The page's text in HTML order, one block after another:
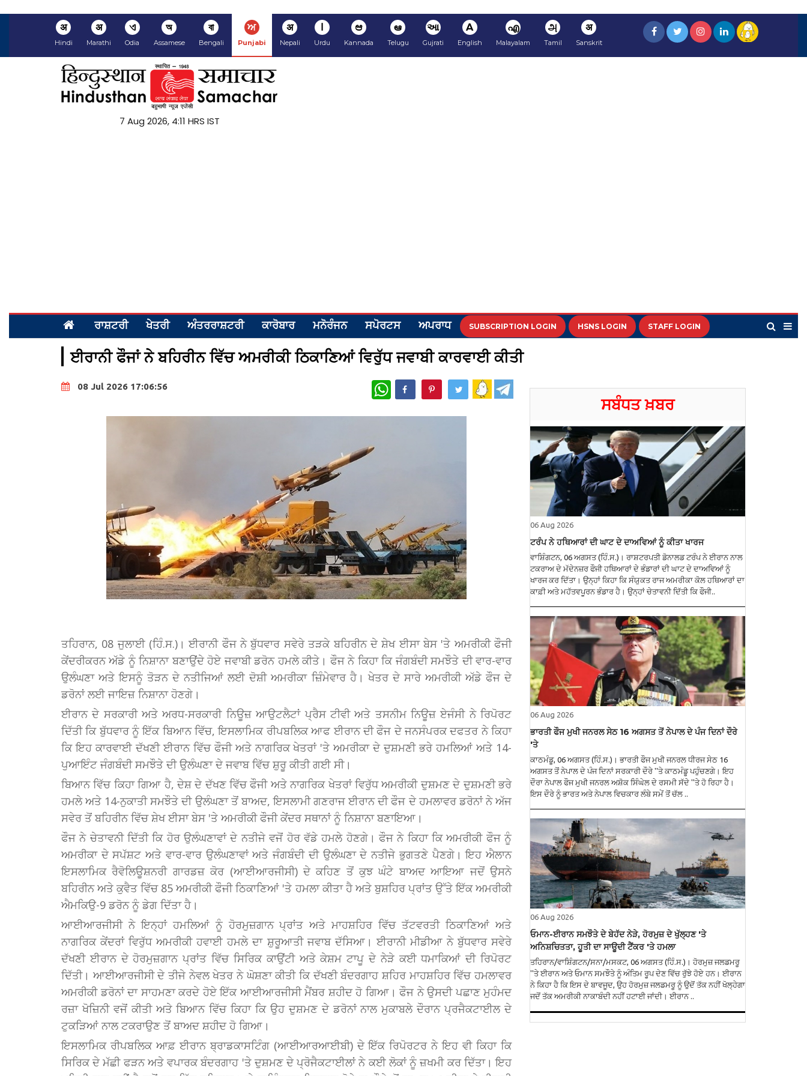
अ
Hindi
अ
Marathi
ଏ
Odia
অ
Assamese
বা
Bengali
ਅ
Punjabi
अ
Nepali
ا
Urdu
ಆ
Kannada
ఆ
Telugu
આ
Gujrati
A
English
എ
Malayalam
அ
Tamil
अ
Sanskrit
7 Aug 2026, 4:11 HRS IST
ਰਾਸ਼ਟਰੀ ਖੇਤਰੀ ਅੰਤਰਰਾਸ਼ਟਰੀ ਕਾਰੋਬਾਰ ਮਨੋਰੰਜਨ ਸਪੋਰਟਸ ਅਪਰਾਧ SUBSCRIPTION LOGIN HSNS LOGIN STAFF LOGIN
ਈਰਾਨੀ ਫੌਜਾਂ ਨੇ ਬਹਿਰੀਨ ਵਿੱਚ ਅਮਰੀਕੀ ਠਿਕਾਣਿਆਂ ਵਿਰੁੱਧ ਜਵਾਬੀ ਕਾਰਵਾਈ ਕੀਤੀ
08 Jul 2026 17:06:56 WhatsApp
ਤਹਿਰਾਨ, 08 ਜੁਲਾਈ (ਹਿੰ.ਸ.)। ਈਰਾਨੀ ਫੌਜ ਨੇ ਬੁੱਧਵਾਰ ਸਵੇਰੇ ਤੜਕੇ ਬਹਿਰੀਨ ਦੇ ਸ਼ੇਖ ਈਸਾ ਬੇਸ 'ਤੇ ਅਮਰੀਕੀ ਫੌਜੀ
ਕੇਂਦਰੀਕਰਨ ਅੱਡੇ ਨੂੰ ਨਿਸ਼ਾਨਾ ਬਣਾਉਂਦੇ ਹੋਏ ਜਵਾਬੀ ਡਰੋਨ ਹਮਲੇ ਕੀਤੇ। ਫੌਜ ਨੇ ਕਿਹਾ ਕਿ ਜੰਗਬੰਦੀ ਸਮਝੌਤੇ ਦੀ ਵਾਰ-ਵਾਰ
ਉਲੰਘਣਾ ਅਤੇ ਇਸਨੂੰ ਤੋੜਨ ਦੇ ਨਤੀਜਿਆਂ ਲਈ ਦੋਸ਼ੀ ਅਮਰੀਕਾ ਜ਼ਿੰਮੇਵਾਰ ਹੈ। ਖੇਤਰ ਦੇ ਸਾਰੇ ਅਮਰੀਕੀ ਅੱਡੇ ਫੌਜ ਦੇ
ਡਰੋਨਾਂ ਲਈ ਜਾਇਜ਼ ਨਿਸ਼ਾਨਾ ਹੋਣਗੇ।
ਈਰਾਨ ਦੇ ਸਰਕਾਰੀ ਅਤੇ ਅਰਧ-ਸਰਕਾਰੀ ਨਿਊਜ਼ ਆਉਟਲੈਟਾਂ ਪ੍ਰੈਸ ਟੀਵੀ ਅਤੇ ਤਸਨੀਮ ਨਿਊਜ਼ ਏਜੰਸੀ ਨੇ ਰਿਪੋਰਟ
ਦਿੱਤੀ ਕਿ ਬੁੱਧਵਾਰ ਨੂੰ ਇੱਕ ਬਿਆਨ ਵਿੱਚ, ਇਸਲਾਮਿਕ ਰੀਪਬਲਿਕ ਆਫ ਈਰਾਨ ਦੀ ਫੌਜ ਦੇ ਜਨਸੰਪਰਕ ਦਫਤਰ ਨੇ ਕਿਹਾ
ਕਿ ਇਹ ਕਾਰਵਾਈ ਦੱਖਣੀ ਈਰਾਨ ਵਿੱਚ ਫੌਜੀ ਅਤੇ ਨਾਗਰਿਕ ਖੇਤਰਾਂ 'ਤੇ ਅਮਰੀਕਾ ਦੇ ਦੁਸ਼ਮਣੀ ਭਰੇ ਹਮਲਿਆਂ ਅਤੇ 14-
ਪੁਆਇੰਟ ਜੰਗਬੰਦੀ ਸਮਝੌਤੇ ਦੀ ਉਲੰਘਣਾ ਦੇ ਜਵਾਬ ਵਿੱਚ ਸ਼ੁਰੂ ਕੀਤੀ ਗਈ ਸੀ।
ਬਿਆਨ ਵਿੱਚ ਕਿਹਾ ਗਿਆ ਹੈ, ਦੇਸ਼ ਦੇ ਦੱਖਣ ਵਿੱਚ ਫੌਜੀ ਅਤੇ ਨਾਗਰਿਕ ਖੇਤਰਾਂ ਵਿਰੁੱਧ ਅਮਰੀਕੀ ਦੁਸ਼ਮਣ ਦੇ ਦੁਸ਼ਮਣੀ ਭਰੇ
ਹਮਲੇ ਅਤੇ 14-ਨੁਕਾਤੀ ਸਮਝੌਤੇ ਦੀ ਉਲੰਘਣਾ ਤੋਂ ਬਾਅਦ, ਇਸਲਾਮੀ ਗਣਰਾਜ ਈਰਾਨ ਦੀ ਫੌਜ ਦੇ ਹਮਲਾਵਰ ਡਰੋਨਾਂ ਨੇ ਅੱਜ
ਸਵੇਰ ਤੋਂ ਬਹਿਰੀਨ ਵਿੱਚ ਸ਼ੇਖ ਈਸਾ ਬੇਸ 'ਤੇ ਅਮਰੀਕੀ ਫੌਜੀ ਕੇਂਦਰ ਸਥਾਨਾਂ ਨੂੰ ਨਿਸ਼ਾਨਾ ਬਣਾਇਆ।
ਫੌਜ ਨੇ ਚੇਤਾਵਨੀ ਦਿੱਤੀ ਕਿ ਹੋਰ ਉਲੰਘਣਾਵਾਂ ਦੇ ਨਤੀਜੇ ਵਜੋਂ ਹੋਰ ਵੱਡੇ ਹਮਲੇ ਹੋਣਗੇ। ਫੌਜ ਨੇ ਕਿਹਾ ਕਿ ਅਮਰੀਕੀ ਫੌਜ ਨੂੰ
ਅਮਰੀਕਾ ਦੇ ਸਪੱਸ਼ਟ ਅਤੇ ਵਾਰ-ਵਾਰ ਉਲੰਘਣਾਵਾਂ ਅਤੇ ਜੰਗਬੰਦੀ ਦੀ ਉਲੰਘਣਾ ਦੇ ਨਤੀਜੇ ਭੁਗਤਣੇ ਪੈਣਗੇ। ਇਹ ਐਲਾਨ
ਇਸਲਾਮਿਕ ਰੈਵੋਲਿਊਸ਼ਨਰੀ ਗਾਰਡਜ਼ ਕੋਰ (ਆਈਆਰਜੀਸੀ) ਦੇ ਕਹਿਣ ਤੋਂ ਕੁਝ ਘੰਟੇ ਬਾਅਦ ਆਇਆ ਜਦੋਂ ਉਸਨੇ
ਬਹਿਰੀਨ ਅਤੇ ਕੁਵੈਤ ਵਿੱਚ 85 ਅਮਰੀਕੀ ਫੌਜੀ ਠਿਕਾਣਿਆਂ 'ਤੇ ਹਮਲਾ ਕੀਤਾ ਹੈ ਅਤੇ ਬੁਸ਼ਹਿਰ ਪ੍ਰਾਂਤ ਉੱਤੇ ਇੱਕ ਅਮਰੀਕੀ
ਐਮਕਿਉ-9 ਡਰੋਨ ਨੂੰ ਡੇਗ ਦਿੱਤਾ ਹੈ।
ਆਈਆਰਜੀਸੀ ਨੇ ਇਨ੍ਹਾਂ ਹਮਲਿਆਂ ਨੂੰ ਹੋਰਮੁਜ਼ਗਾਨ ਪ੍ਰਾਂਤ ਅਤੇ ਮਾਹਸ਼ਹਿਰ ਵਿੱਚ ਤੱਟਵਰਤੀ ਠਿਕਾਣਿਆਂ ਅਤੇ
ਨਾਗਰਿਕ ਕੇਂਦਰਾਂ ਵਿਰੁੱਧ ਅਮਰੀਕੀ ਹਵਾਈ ਹਮਲੇ ਦਾ ਸ਼ੁਰੂਆਤੀ ਜਵਾਬ ਦੱਸਿਆ। ਈਰਾਨੀ ਮੀਡੀਆ ਨੇ ਬੁੱਧਵਾਰ ਸਵੇਰੇ
ਦੱਖਣੀ ਈਰਾਨ ਦੇ ਹੋਰਮੁਜ਼ਗਾਨ ਪ੍ਰਾਂਤ ਵਿੱਚ ਸਿਰਿਕ ਕਾਉਂਟੀ ਅਤੇ ਕੇਸ਼ਮ ਟਾਪੂ ਦੇ ਨੇੜੇ ਕਈ ਧਮਾਕਿਆਂ ਦੀ ਰਿਪੋਰਟ
ਦਿੱਤੀ। ਆਈਆਰਜੀਸੀ ਦੇ ਤੀਜੇ ਨੇਵਲ ਖੇਤਰ ਨੇ ਘੋਸ਼ਣਾ ਕੀਤੀ ਕਿ ਦੱਖਣੀ ਬੰਦਰਗਾਹ ਸ਼ਹਿਰ ਮਾਹਸ਼ਹਿਰ ਵਿੱਚ ਹਮਲਾਵਰ
ਅਮਰੀਕੀ ਡਰੋਨਾਂ ਦਾ ਸਾਹਮਣਾ ਕਰਦੇ ਹੋਏ ਇੱਕ ਆਈਆਰਜੀਸੀ ਮੈਂਬਰ ਸ਼ਹੀਦ ਹੋ ਗਿਆ। ਫੌਜ ਨੇ ਉਸਦੀ ਪਛਾਣ ਮੁਹੰਮਦ
ਰਜ਼ਾ ਖੋਜ਼ਿਨੀ ਵਜੋਂ ਕੀਤੀ ਅਤੇ ਬਿਆਨ ਵਿੱਚ ਕਿਹਾ ਕਿ ਉਹ ਦੁਸ਼ਮਣ ਦੇ ਡਰੋਨਾਂ ਨਾਲ ਮੁਕਾਬਲੇ ਦੌਰਾਨ ਪ੍ਰਜੈਕਟਾਈਲ ਦੇ
ਟੁਕੜਿਆਂ ਨਾਲ ਟਕਰਾਉਣ ਤੋਂ ਬਾਅਦ ਸ਼ਹੀਦ ਹੋ ਗਿਆ।
ਇਸਲਾਮਿਕ ਰੀਪਬਲਿਕ ਆਫ਼ ਈਰਾਨ ਬ੍ਰਾਡਕਾਸਟਿੰਗ (ਆਈਆਰਆਈਬੀ) ਦੇ ਇੱਕ ਰਿਪੋਰਟਰ ਨੇ ਇਹ ਵੀ ਕਿਹਾ ਕਿ
ਸਿਰਿਕ ਦੇ ਮੱਛੀ ਫੜਨ ਅਤੇ ਵਪਾਰਕ ਬੰਦਰਗਾਹ 'ਤੇ ਦੁਸ਼ਮਣ ਦੇ ਪ੍ਰੋਜੈਕਟਾਈਲਾਂ ਨੇ ਕਈ ਲੋਕਾਂ ਨੂੰ ਜ਼ਖਮੀ ਕਰ ਦਿੱਤਾ। ਇਹ
ਸਬੰਧਤ ਖ਼ਬਰ
06 Aug 2026
ਟਰੰਪ ਨੇ ਹਥਿਆਰਾਂ ਦੀ ਘਾਟ ਦੇ ਦਾਅਵਿਆਂ ਨੂੰ ਕੀਤਾ ਖਾਰਜ
ਵਾਸ਼ਿੰਗਟਨ, 06 ਅਗਸਤ (ਹਿੰ.ਸ.)। ਰਾਸ਼ਟਰਪਤੀ ਡੋਨਾਲਡ ਟਰੰਪ ਨੇ ਈਰਾਨ ਨਾਲ
ਟਕਰਾਅ ਦੇ ਮੱਦੇਨਜ਼ਰ ਫੌਜੀ ਹਥਿਆਰਾਂ ਦੇ ਭੰਡਾਰਾਂ ਦੀ ਘਾਟ ਦੇ ਦਾਅਵਿਆਂ ਨੂੰ
ਖਾਰਜ ਕਰ ਦਿੱਤਾ। ਉਨ੍ਹਾਂ ਕਿਹਾ ਕਿ ਸੰਯੁਕਤ ਰਾਜ ਅਮਰੀਕਾ ਕੋਲ ਹਥਿਆਰਾਂ ਦਾ
ਕਾਫ਼ੀ ਅਤੇ ਮਹੱਤਵਪੂਰਨ ਭੰਡਾਰ ਹੈ। ਉਨ੍ਹਾਂ ਚੇਤਾਵਨੀ ਦਿੱਤੀ ਕਿ ਫੌਜੀ..
06 Aug 2026
ਭਾਰਤੀ ਫੌਜ ਮੁਖੀ ਜਨਰਲ ਸੇਠ 16 ਅਗਸਤ ਤੋਂ ਨੇਪਾਲ ਦੇ ਪੰਜ ਦਿਨਾਂ ਦੌਰੇ
'ਤੇ
ਕਾਠਮੰਡੂ, 06 ਅਗਸਤ (ਹਿੰ.ਸ.)। ਭਾਰਤੀ ਫੌਜ ਮੁਖੀ ਜਨਰਲ ਧੀਰਜ ਸੇਠ 16
ਅਗਸਤ ਤੋਂ ਨੇਪਾਲ ਦੇ ਪੰਜ ਦਿਨਾਂ ਸਰਕਾਰੀ ਦੌਰੇ ''ਤੇ ਕਾਠਮੰਡੂ ਪਹੁੰਚਣਗੇ। ਇਹ
ਦੌਰਾ ਨੇਪਾਲ ਫੌਜ ਮੁਖੀ ਜਨਰਲ ਅਸ਼ੋਕ ਸਿੰਘੇਲ ਦੇ ਰਸਮੀ ਸੱਦੇ ''ਤੇ ਹੋ ਰਿਹਾ ਹੈ।
ਇਸ ਦੌਰੇ ਨੂੰ ਭਾਰਤ ਅਤੇ ਨੇਪਾਲ ਵਿਚਕਾਰ ਲੰਬੇ ਸਮੇਂ ਤੋਂ ਚੱਲ ..
06 Aug 2026
ਓਮਾਨ-ਈਰਾਨ ਸਮਝੌਤੇ ਦੇ ਬੇਹੱਦ ਨੇੜੇ, ਹੋਰਮੁਜ਼ ਦੇ ਖੁੱਲ੍ਹਣ 'ਤੇ
ਅਨਿਸ਼ਚਿਤਤਾ, ਹੂਤੀ ਦਾ ਸਾਊਦੀ ਟੈਂਕਰ 'ਤੇ ਹਮਲਾ
ਤਹਿਰਾਨ/ਵਾਸ਼ਿੰਗਟਨ/ਸਨਾ/ਮਸਕਟ, 06 ਅਗਸਤ (ਹਿੰ.ਸ.)। ਹੋਰਮੁਜ਼ ਜਲਡਮਰੂ
''ਤੇ ਈਰਾਨ ਅਤੇ ਓਮਾਨ ਸਮਝੌਤੇ ਨੂੰ ਅੰਤਿਮ ਰੂਪ ਦੇਣ ਵਿੱਚ ਰੁੱਝੇ ਹੋਏ ਹਨ। ਈਰਾਨ
ਨੇ ਕਿਹਾ ਹੈ ਕਿ ਇਸ ਦੇ ਬਾਵਜੂਦ, ਉਹ ਹੋਰਮੁਜ਼ ਜਲਡਮਰੂ ਨੂੰ ਉਦੋਂ ਤੱਕ ਨਹੀਂ ਖੋਲ੍ਹੇਗਾ
ਜਦੋਂ ਤੱਕ ਅਮਰੀਕੀ ਨਾਕਾਬੰਦੀ ਨਹੀਂ ਹਟਾਈ ਜਾਂਦੀ। ਈਰਾਨ ..